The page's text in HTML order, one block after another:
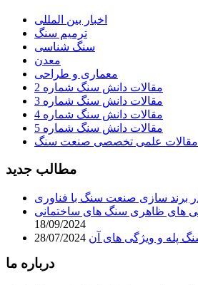
اخبار بین المللی
ترمیم سنگ
سنگ شناسی
معدن
معماری و طراحی
مقالات دانش سنگ شماره 2
مقالات دانش سنگ شماره 3
مقالات دانش سنگ شماره 4
مقالات دانش سنگ شماره 5
مقالات علمی تخصصی صنعت سنگ
مطالب جدید
های ظاهری سنگ های ساختمانی
18/09/2024
پله و ویژگی های آن 28/07/2024
درباره ما